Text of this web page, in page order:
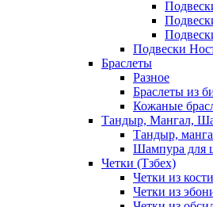
Подвески
Браслеты
Разное
Браслеты из
Кожаные
Тандыр, Мангал,
Тандыр,
Шампура для
Четки (Тзбех)
Четки из кости
Четки из